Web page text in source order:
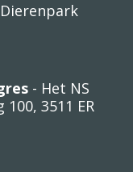
- Het NS
3511 ER